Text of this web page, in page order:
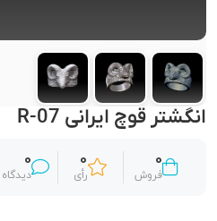
انگشتر قوچ ایرانی R-07
0
فروش
0
رأی
0
دیدگاه